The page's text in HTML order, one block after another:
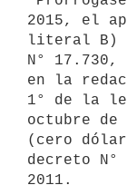
2015, el
literal B)
N° 17.730,
en la
1° de la
octubre de
(cero
decreto N°